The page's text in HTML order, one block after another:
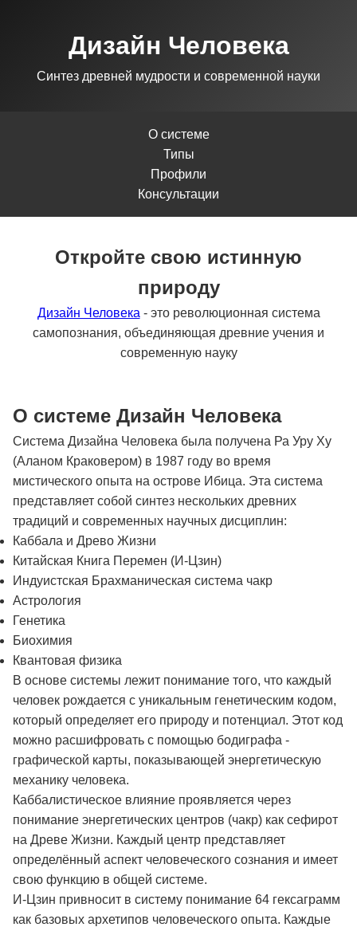
Дизайн Человека
Синтез древней мудрости и современной науки
О системе
Типы
Профили
Консультации
Откройте свою истинную
природу
Дизайн Человека - это революционная система
самопознания, объединяющая древние учения и
современную науку
О системе Дизайн Человека
Система Дизайна Человека была получена Ра Уру Ху
(Аланом Краковером) в 1987 году во время
мистического опыта на острове Ибица. Эта система
представляет собой синтез нескольких древних
традиций и современных научных дисциплин:
Каббала и Древо Жизни
Китайская Книга Перемен (И-Цзин)
Индуистская Брахманическая система чакр
Астрология
Генетика
Биохимия
Квантовая физика
В основе системы лежит понимание того, что каждый
человек рождается с уникальным генетическим кодом,
который определяет его природу и потенциал. Этот код
можно расшифровать с помощью бодиграфа -
графической карты, показывающей энергетическую
механику человека.
Каббалистическое влияние проявляется через
понимание энергетических центров (чакр) как сефирот
на Древе Жизни. Каждый центр представляет
определённый аспект человеческого сознания и имеет
свою функцию в общей системе.
И-Цзин привносит в систему понимание 64 гексаграмм
как базовых архетипов человеческого опыта. Каждые